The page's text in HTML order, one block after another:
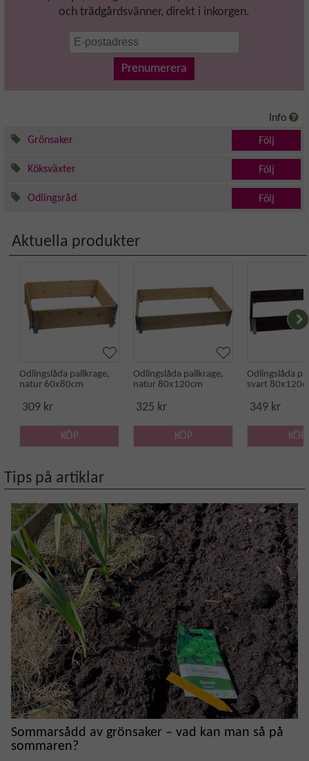
och trädgårdsvänner, direkt i inkorgen.
Prenumerera
Info
Grönsaker
Följ
Köksväxter Följ
Odlingsråd Följ
Aktuella produkter
Odlingslåda pallkrage,
natur 60x80cm
309 kr
KÖP
Odlingslåda pallkrage,
natur 80x120cm
325 kr
KÖP
Odlingslåda
svart
349 kr
KÖP
Tips på artiklar
Sommarsådd av grönsaker – vad kan man så på
sommaren?